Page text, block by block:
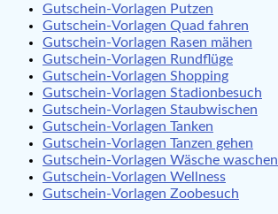
Gutschein-Vorlagen Putzen
Gutschein-Vorlagen Quad fahren
Gutschein-Vorlagen Rasen mähen
Gutschein-Vorlagen Rundflüge
Gutschein-Vorlagen Shopping
Gutschein-Vorlagen Stadionbesuch
Gutschein-Vorlagen Staubwischen
Gutschein-Vorlagen Tanken
Gutschein-Vorlagen Tanzen gehen
Gutschein-Vorlagen Wäsche waschen
Gutschein-Vorlagen Wellness
Gutschein-Vorlagen Zoobesuch